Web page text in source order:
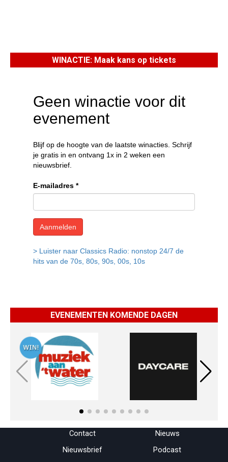
WINACTIE: Maak kans op tickets
EVENEMENTEN KOMENDE DAGEN
Menu overslaan
Contact
Nieuws
Nieuwsbrief
Podcast